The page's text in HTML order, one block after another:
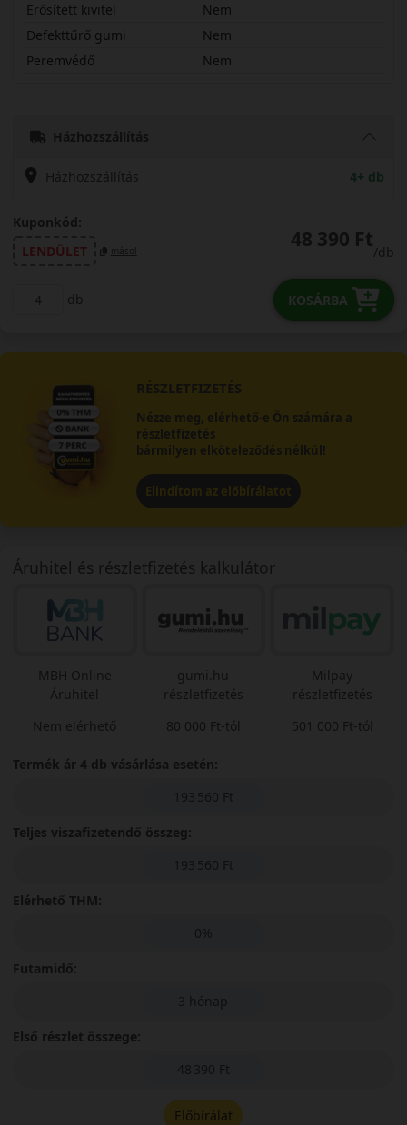
Erősített kivitel
Nem
Defekttűrő gumi
Nem
Peremvédő
Nem
Házhozszállítás
Házhozszállítás 4+ db
Kuponkód:
LENDÜLET
másol 48 390 Ft
/db
db KOSÁRBA
RÉSZLETFIZETÉS
Nézze meg, elérhető-e Ön számára a
részletfizetés
bármilyen elköteleződés nélkül!
Elindítom az előbírálatot
Áruhitel és részletfizetés kalkulátor
MBH Online
Áruhitel
Nem elérhető
gumi.hu
részletfizetés
80 000 Ft-tól
Milpay
részletfizetés
501 000 Ft-tól
Termék ár 4 db vásárlása esetén:
193 560 Ft
Teljes viszafizetendő összeg:
193 560 Ft
Elérhető THM:
0%
Futamidő:
3 hónap
Első részlet összege:
48 390 Ft
Előbírálat